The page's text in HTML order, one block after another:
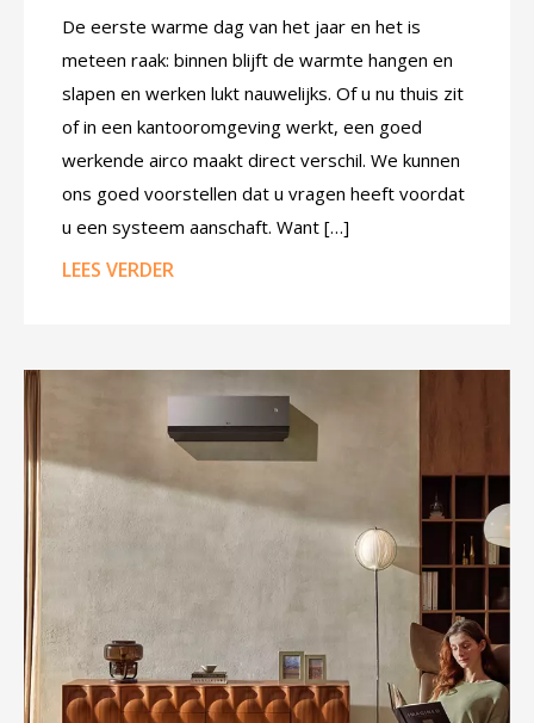
De eerste warme dag van het jaar en het is
meteen raak: binnen blijft de warmte hangen en
slapen en werken lukt nauwelijks. Of u nu thuis zit
of in een kantooromgeving werkt, een goed
werkende airco maakt direct verschil. We kunnen
ons goed voorstellen dat u vragen heeft voordat
u een systeem aanschaft. Want […]
LEES VERDER